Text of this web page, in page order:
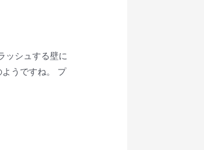
ッシュする壁に
うですね。 プ